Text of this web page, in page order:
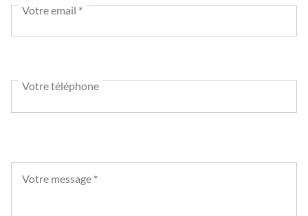
Votre email *
Votre téléphone
Votre message *